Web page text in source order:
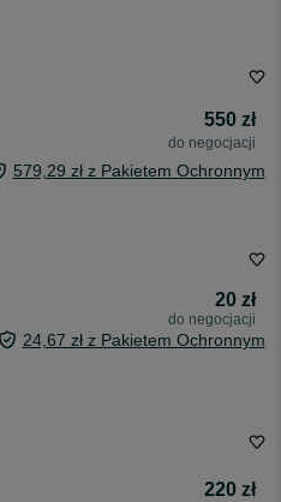
550 zł
do negocjacji
579,29 zł z Pakietem Ochronnym
20 zł
do negocjacji
24,67 zł z Pakietem Ochronnym
220 zł